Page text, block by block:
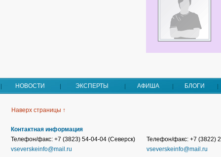
НОВОСТИ ЭКСПЕРТЫ АФИША БЛОГИ
Наверх страницы ↑
Контактная информация
Телефон/факс: +7 (3823) 54-04-04 (Северск)
vseverskeinfo@mail.ru
Телефон/факс: +7 (3822)
vseverskeinfo@mail.ru